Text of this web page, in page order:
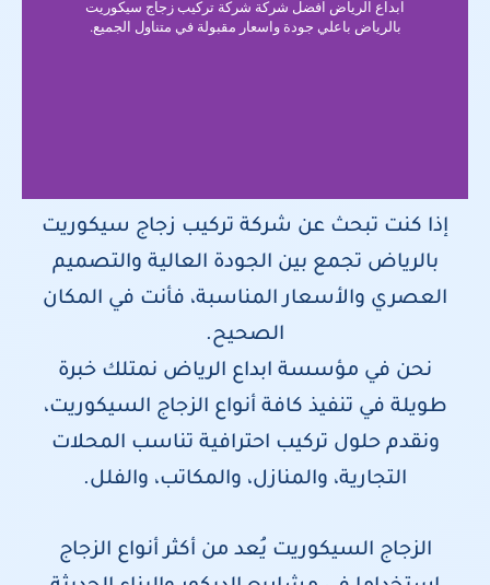
ابداع الرياض افضل شركة شركة تركيب زجاج سيكوريت
بالرياض باعلي جودة واسعار مقبولة في متناول الجميع.
إذا كنت تبحث عن شركة تركيب زجاج سيكوريت
بالرياض تجمع بين الجودة العالية والتصميم
العصري والأسعار المناسبة، فأنت في المكان
الصحيح.
نحن في مؤسسة ابداع الرياض نمتلك خبرة
طويلة في تنفيذ كافة أنواع الزجاج السيكوريت،
ونقدم حلول تركيب احترافية تناسب المحلات
التجارية، والمنازل، والمكاتب، والفلل.
الزجاج السيكوريت يُعد من أكثر أنواع الزجاج